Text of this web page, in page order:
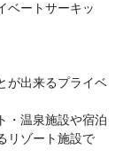
ベートサーキッ
が出来るプライベ
・温泉施設や宿泊
リゾート施設で